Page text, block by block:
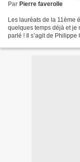
Par Pierre faverolle
Les lauréats de la 11ème
quelques temps déjà et je
parlé ! Il s’agit de Philippe